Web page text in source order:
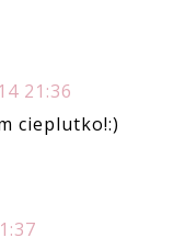
21:36
cieplutko!:)